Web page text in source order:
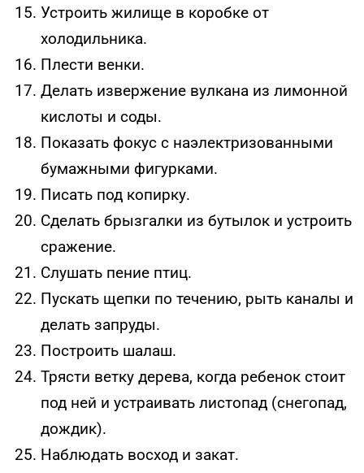
Устроить жилище в коробке от
холодильника.
Плести венки.
Делать извержение вулкана из лимонной
кислоты и соды.
Показать фокус с наэлектризованными
бумажными фигурками.
Писать под копирку.
Сделать брызгалки из бутылок и устроить
сражение.
Слушать пение птиц.
Пускать щепки по течению, рыть каналы и
делать запруды.
Построить шалаш.
Трясти ветку дерева, когда ребенок стоит
под ней и устраивать листопад (снегопад,
дождик).
Наблюдать восход и закат.